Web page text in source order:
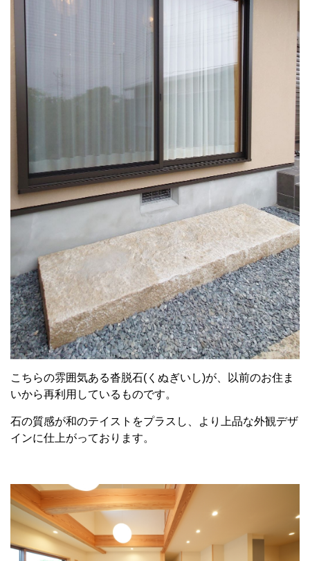
こちらの雰囲気ある沓脱石(くぬぎいし)が、以前のお住ま
いから再利用しているものです。
石の質感が和のテイストをプラスし、より上品な外観デザ
インに仕上がっております。